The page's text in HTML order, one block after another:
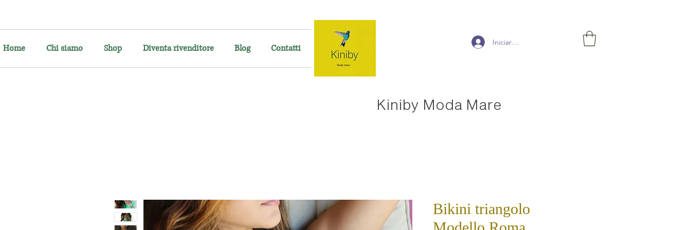
Home Chi siamo Shop Diventa rivenditore Blog Contatti
Iniciar sesión
Kiniby Moda Mare
Bikini triangolo